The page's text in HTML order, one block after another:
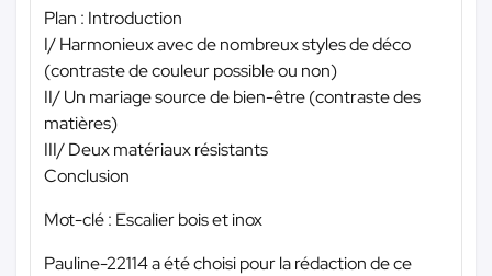
Plan : Introduction
I/ Harmonieux avec de nombreux styles de déco
(contraste de couleur possible ou non)
II/ Un mariage source de bien-être (contraste des
matières)
III/ Deux matériaux résistants
Conclusion
Mot-clé : Escalier bois et inox
Pauline-22114 a été choisi pour la rédaction de ce